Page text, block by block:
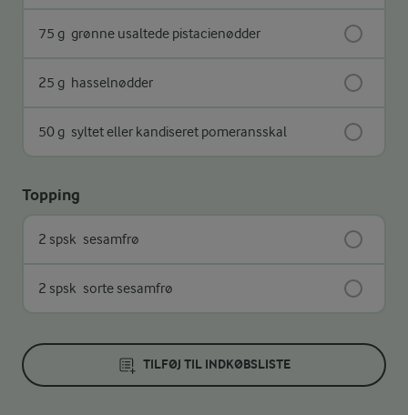
75 g grønne usaltede pistacienødder
25 g hasselnødder
50 g syltet eller kandiseret pomeransskal
Topping
2 spsk sesamfrø
2 spsk sorte sesamfrø
TILFØJ TIL INDKØBSLISTE